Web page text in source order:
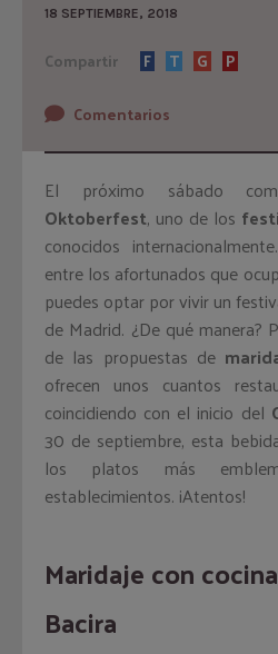
18 SEPTIEMBRE, 2018
Compartir F T G
P
Comentarios
El próximo sábado
Oktoberfest, uno de los
conocidos
entre los afortunados que
puedes optar por vivir un
de Madrid. ¿De qué manera?
de las propuestas de
ofrecen unos cuantos
coincidiendo con el inicio del
30 de septiembre, esta
los platos más
establecimientos. ¡Atentos!
Maridaje con
Bacira